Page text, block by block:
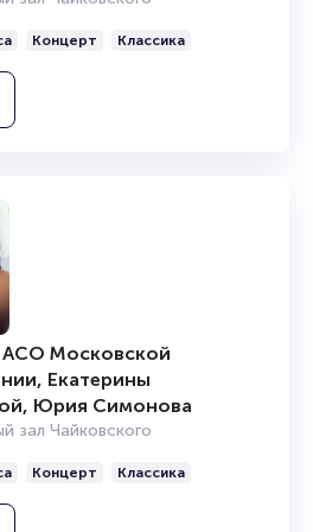
Концерт Классика
АСО Московской
Екатерины
Юрия Симонова
зал Чайковского
Концерт Классика